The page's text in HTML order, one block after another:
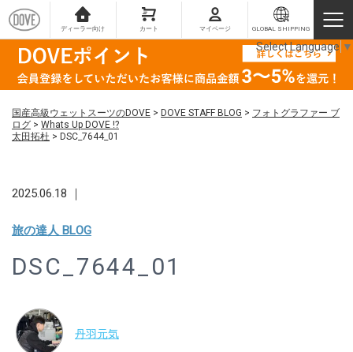
ディーラー向け カート マイページ GLOBAL SHIPPING
国産高級ウェットスーツのDOVE > DOVE STAFF BLOG > フォトグラファー ブ
ログ > Whats Up DOVE !?
太田拓杜 > DSC_7644_01
2025.06.18 ｜
旅の達人 BLOG
DSC_7644_01
丹羽元気
Select Language ▼